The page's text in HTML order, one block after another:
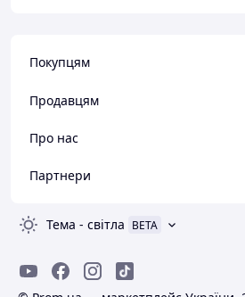
Покупцям
Продавцям
Про нас
Партнери
Тема - світла BETA